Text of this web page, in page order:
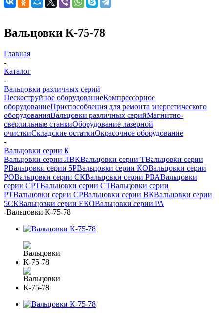
Вальцовки К-75-78
Главная
-
Каталог
-
Вальцовки различных серий
Пескоструйное оборудованиеКомпрессорное
оборудованиеПриспособления для ремонта энергетического
оборудованияВальцовки различных серийМагнитно-
сверлильные станкиОборудование лазерной
очисткиСкладские остаткиОкрасочное оборудование
-
Вальцовки серии К
Вальцовки серии ЛВКВальцовки серии ТВальцовки серии
РВальцовки серии 5РВальцовки серии КОВальцовки серии
РОВальцовки серии СКВальцовки серии РВАВальцовки
серии СРТВальцовки серии СТВальцовки серии
РТВальцовки серии СРВальцовки серии ВКВальцовки серии
5СКВальцовки серии ЕКОВальцовки серии РА
-Вальцовки К-75-78